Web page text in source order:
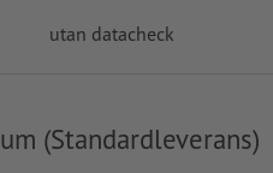
utan datacheck
(Standardleverans)